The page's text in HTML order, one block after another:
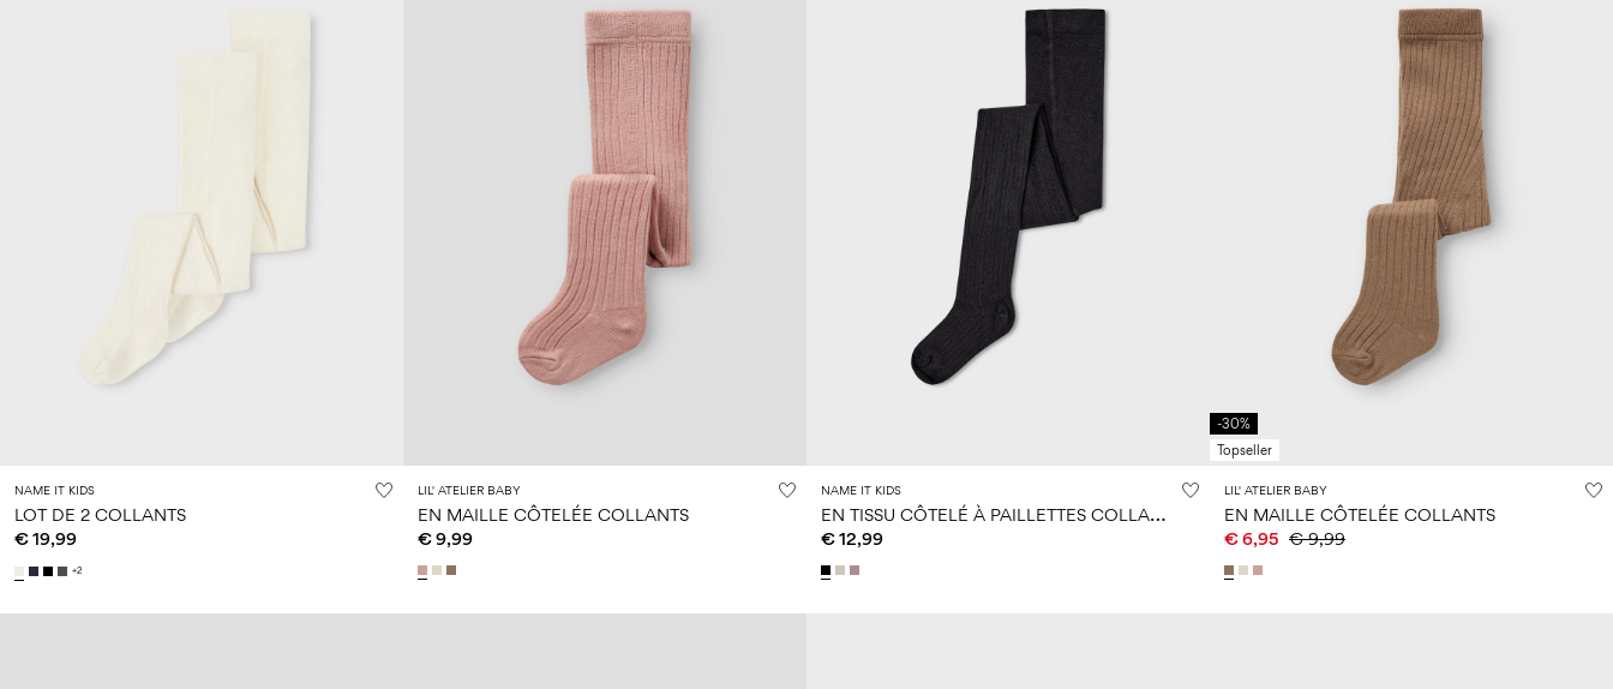
NAME IT KIDS
LOT DE 2 COLLANTS
€ 19,99
+2
LIL' ATELIER BABY
EN MAILLE CÔTELÉE COLLANTS
€ 9,99
NAME IT KIDS
E
N TISSU CÔTELÉ À PAILLETTES COLLANTS
€ 12,99
-30%
Topseller
LIL' ATELIER BABY
EN MAILLE CÔTELÉE COLLANTS
€ 6,95 € 9,99